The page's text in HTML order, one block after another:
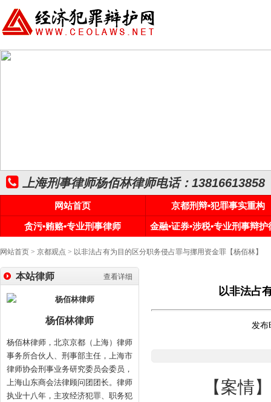
上海刑事律师杨佰林律师电话：13816613858
网站首页
京都刑辩•犯罪事实重构
贪污•贿赂•专业刑事律师
金融•证券•涉税•专业刑事辩护
网站首页 > 京都观点 > 以非法占有为目的区分职务侵占罪与挪用资金罪【杨佰林】
查看详细
本站律师
杨佰林律师
杨佰林律师，北京京都（上海）律师
事务所合伙人、刑事部主任，上海市
律师协会刑事业务研究委员会委员，
上海山东商会法律顾问团团长。律师
执业十八年，主攻经济犯罪、职务犯
以非法占
发
【案情】